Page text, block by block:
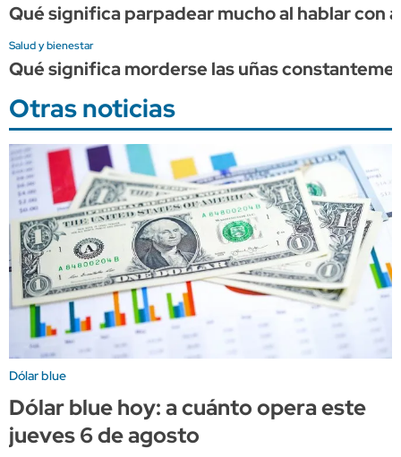
Qué significa parpadear mucho al hablar con
Salud y bienestar
Qué significa morderse las uñas
Otras noticias
Dólar blue
Dólar blue hoy: a cuánto opera este
jueves 6 de agosto